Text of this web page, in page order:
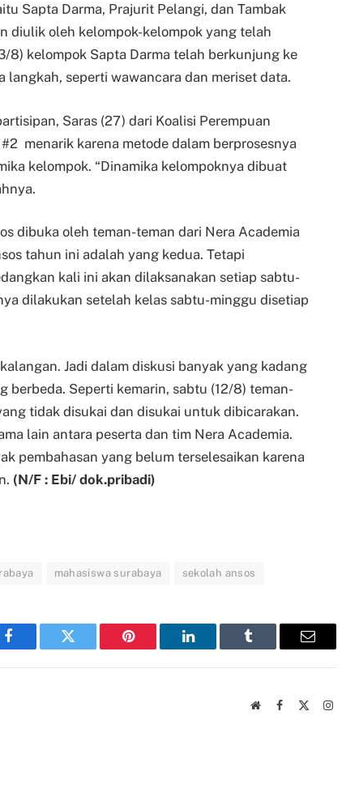
Sapta Darma, Prajurit Pelangi, dan Tambak
diulik oleh kelompok-kelompok yang telah
8) kelompok Sapta Darma telah berkunjung ke
seperti wawancara dan meriset data.
Saras (27) dari Koalisi Perempuan
menarik karena metode dalam berprosesnya
kelompok. “Dinamika kelompoknya dibuat
dibuka oleh teman-teman dari Nera Academia
tahun ini adalah yang kedua. Tetapi
kali ini akan dilaksanakan setiap sabtu-
dilakukan setelah kelas sabtu-minggu disetiap
Jadi dalam diskusi banyak yang kadang
berbeda. Seperti kemarin, sabtu (12/8) teman-
tidak disukai dan disukai untuk dibicarakan.
lain antara peserta dan tim Nera Academia.
pembahasan yang belum terselesaikan karena
(N/F : Ebi/ dok.pribadi)
mahasiswa surabaya sekolah ansos
Facebook Twitter Pinterest LinkedIn Tumblr Email
WebsiteFacebook